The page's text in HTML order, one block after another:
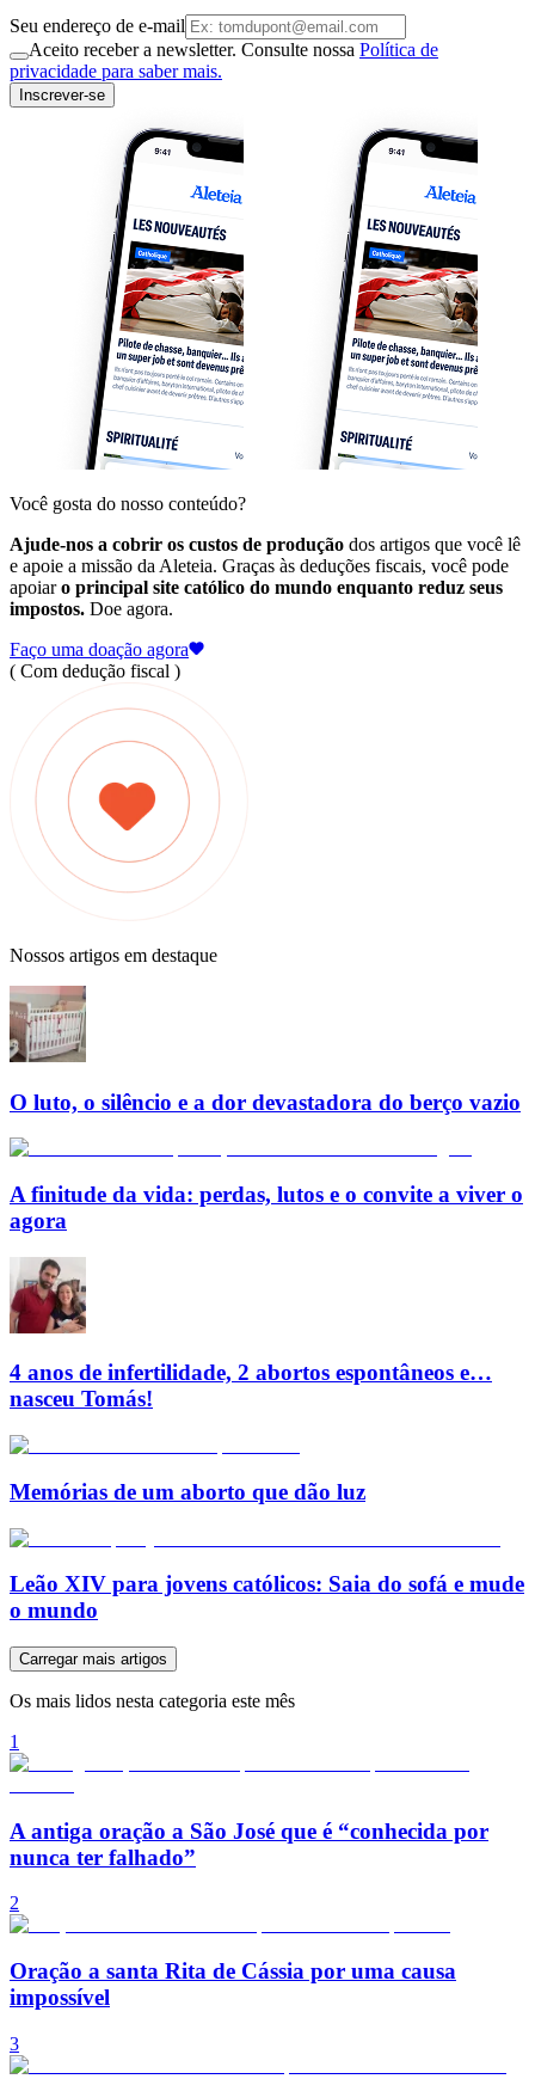
Seu endereço de e-mail
Aceito receber a newsletter. Consulte nossa Política de
privacidade para saber mais.
Inscrever-se
Você gosta do nosso conteúdo?
Ajude-nos a cobrir os custos de produção dos artigos que você lê
e apoie a missão da Aleteia. Graças às deduções fiscais, você pode
apoiaro principal site católico do mundo enquanto reduz seus
impostos. Doe agora.
Faço uma doação agora
( Com dedução fiscal )
Nossos artigos em destaque
O luto, o silêncio e a dor devastadora do berço vazio
A finitude da vida: perdas, lutos e o convite a viver o
agora
4 anos de infertilidade, 2 abortos espontâneos e…
nasceu Tomás!
Memórias de um aborto que dão luz
Leão XIV para jovens católicos: Saia do sofá e mude
o mundo
Carregar mais artigos
Os mais lidos nesta categoria este mês
1
A antiga oração a São José que é “conhecida por
nunca ter falhado”
2
Oração a santa Rita de Cássia por uma causa
impossível
3